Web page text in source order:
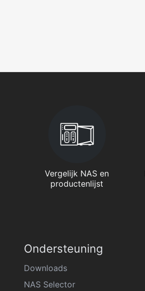
Vergelijk NAS en
productenlijst
Ondersteuning
Downloads
NAS Selector